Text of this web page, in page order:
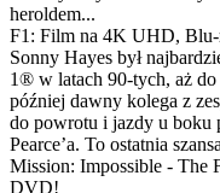
heroldem...
F1: Film na 4K UHD,
Sonny Hayes był
1® w latach 90-tych, aż
później dawny kolega z
do powrotu i jazdy u boku
Pearce’a. To ostatnia
Mission: Impossible -
DVD!